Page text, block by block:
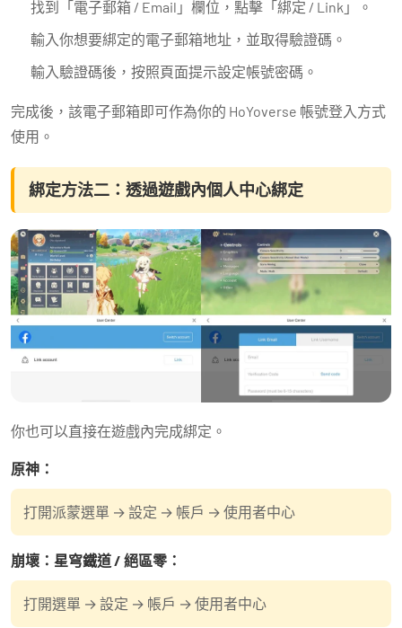
找到「電子郵箱 / Email」欄位，點擊「綁定 / Link」。
輸入你想要綁定的電子郵箱地址，並取得驗證碼。
輸入驗證碼後，按照頁面提示設定帳號密碼。
完成後，該電子郵箱即可作為你的 HoYoverse 帳號登入方式
使用。
綁定方法二：透過遊戲內個人中心綁定
你也可以直接在遊戲內完成綁定。
原神：
打開派蒙選單 → 設定 → 帳戶 → 使用者中心
崩壞：星穹鐵道 / 絕區零：
打開選單 → 設定 → 帳戶 → 使用者中心